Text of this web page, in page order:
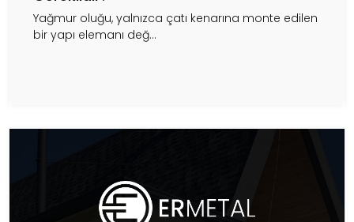
Yağmur oluğu, yalnızca çatı kenarına monte edilen
bir yapı elemanı değ...